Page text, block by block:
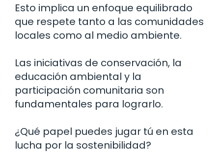
Esto implica un enfoque equilibrado
que respete tanto a las comunidades
locales como al medio ambiente.
Las iniciativas de conservación, la
educación ambiental y la
participación comunitaria son
fundamentales para lograrlo.
¿Qué papel puedes jugar tú en esta
lucha por la sostenibilidad?